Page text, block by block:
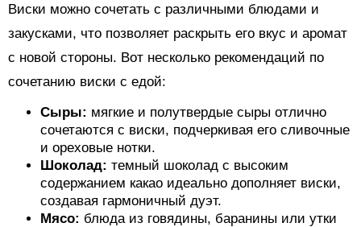
Виски можно сочетать с различными блюдами и
закусками, что позволяет раскрыть его вкус и аромат
с новой стороны. Вот несколько рекомендаций по
сочетанию виски с едой:
Сыры: мягкие и полутвердые сыры отлично
сочетаются с виски, подчеркивая его сливочные
и ореховые нотки.
Шоколад: темный шоколад с высоким
содержанием какао идеально дополняет виски,
создавая гармоничный дуэт.
Мясо: блюда из говядины, баранины или утки